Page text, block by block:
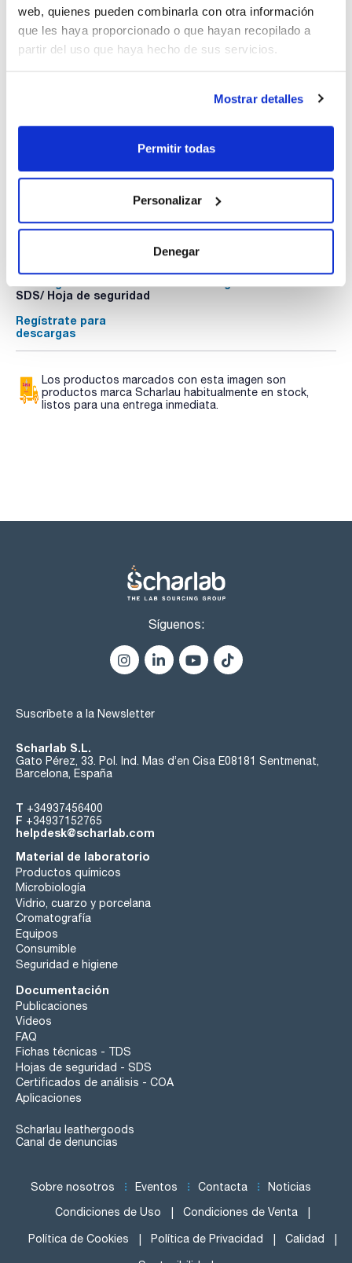
web, quienes pueden combinarla con otra información
que les haya proporcionado o que hayan recopilado a
partir del uso que haya hecho de sus servicios.
Mostrar detalles
Permitir todas
Personalizar
Denegar
Regístrate para
Regístrate para
SDS/ Hoja de seguridad
Regístrate para
descargas
Los productos marcados con esta imagen son
productos marca Scharlau habitualmente en stock,
listos para una entrega inmediata.
Síguenos:
Suscríbete a la Newsletter
Scharlab S.L.
Gato Pérez, 33. Pol. Ind. Mas d’en Cisa E08181 Sentmenat,
Barcelona, España
T +34937456400
F +34937152765
helpdesk@scharlab.com
Material de laboratorio
Productos químicos
Microbiología
Vidrio, cuarzo y porcelana
Cromatografía
Equipos
Consumible
Seguridad e higiene
Documentación
Publicaciones
Videos
FAQ
Fichas técnicas - TDS
Hojas de seguridad - SDS
Certificados de análisis - COA
Aplicaciones
Scharlau leathergoods
Canal de denuncias
Sobre nosotros Eventos Contacta Noticias
Condiciones de Uso Condiciones de Venta
Política de Cookies Política de Privacidad Calidad